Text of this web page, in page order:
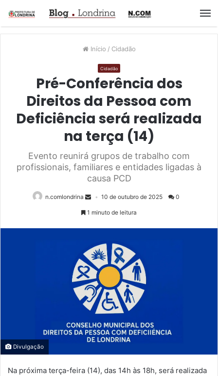
Início / Cidadão
Cidadão
Pré-Conferência dos
Direitos da Pessoa com
Deficiência será realizada
na terça (14)
Evento reunirá grupos de trabalho com
profissionais, familiares e entidades ligadas à
causa PCD
n.comlondrina 10 de outubro de 2025 0
1 minuto de leitura
Divulgação
Na próxima terça-feira (14), das 14h às 18h, será realizada